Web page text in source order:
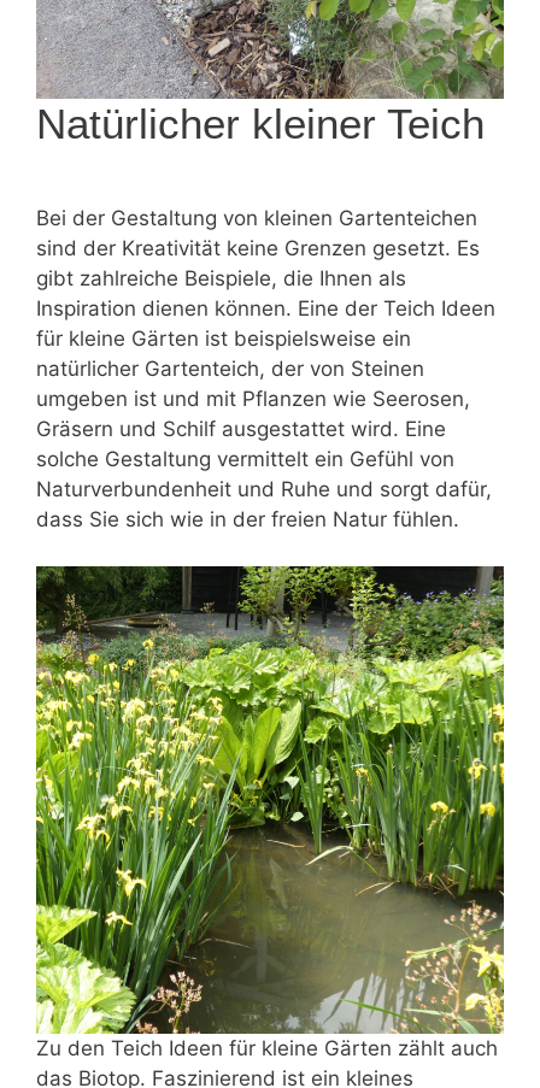
Natürlicher kleiner Teich
Bei der Gestaltung von kleinen Gartenteichen
sind der Kreativität keine Grenzen gesetzt. Es
gibt zahlreiche Beispiele, die Ihnen als
Inspiration dienen können. Eine der Teich Ideen
für kleine Gärten ist beispielsweise ein
natürlicher Gartenteich, der von Steinen
umgeben ist und mit Pflanzen wie Seerosen,
Gräsern und Schilf ausgestattet wird. Eine
solche Gestaltung vermittelt ein Gefühl von
Naturverbundenheit und Ruhe und sorgt dafür,
dass Sie sich wie in der freien Natur fühlen.
Zu den Teich Ideen für kleine Gärten zählt auch
das Biotop. Faszinierend ist ein kleines